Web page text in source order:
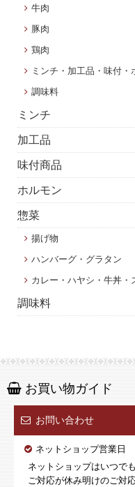
牛肉
豚肉
鶏肉
ミンチ・加工品・味付・
調味料
ミンチ
加工品
味付商品
ホルモン
惣菜
揚げ物
ハンバーグ・グラタン
カレー・ハヤシ・牛丼・
調味料
お買い物ガイド
お問い合わせ
ネットショップ営業日
ネットショップはいつで
ご対応が休み明けのご対